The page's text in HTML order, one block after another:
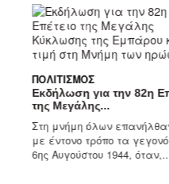
ΠΟΛΙΤΙΣΜΌΣ
Εκδήλωση για την 82η
της Μεγάλης...
Στη μνήμη όλων
με έντονο τρόπο τα
6ης Αυγούστου 1944,